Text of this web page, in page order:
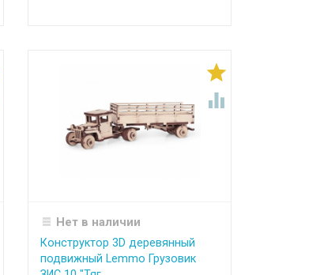


Нет в наличии
Конструктор 3D деревянный
подвижный Lemmo Грузовик